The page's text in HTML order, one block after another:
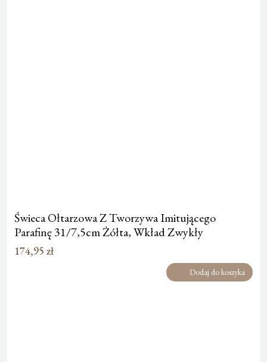
Świeca Ołtarzowa Z Tworzywa Imitującego
Parafinę 31/7,5cm Żółta, Wkład Zwykły
174,95 zł
Dodaj do koszyka